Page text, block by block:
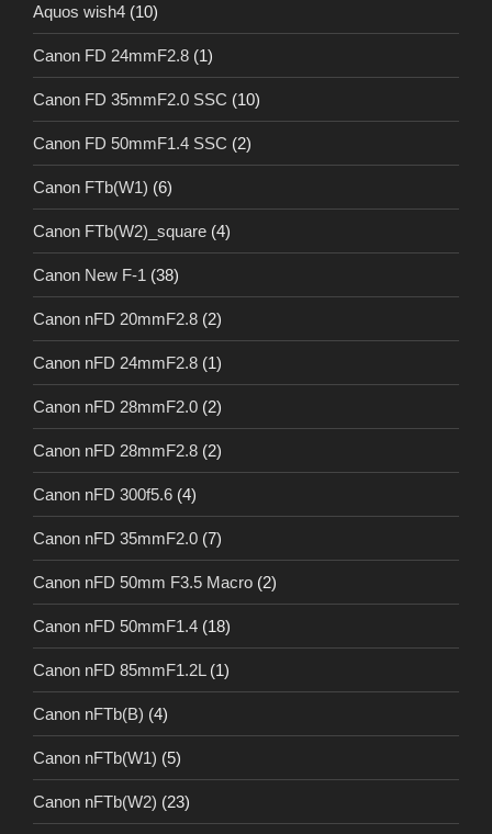
Aquos wish4 (10)
Canon FD 24mmF2.8 (1)
Canon FD 35mmF2.0 SSC (10)
Canon FD 50mmF1.4 SSC (2)
Canon FTb(W1) (6)
Canon FTb(W2)_square (4)
Canon New F-1 (38)
Canon nFD 20mmF2.8 (2)
Canon nFD 24mmF2.8 (1)
Canon nFD 28mmF2.0 (2)
Canon nFD 28mmF2.8 (2)
Canon nFD 300f5.6 (4)
Canon nFD 35mmF2.0 (7)
Canon nFD 50mm F3.5 Macro (2)
Canon nFD 50mmF1.4 (18)
Canon nFD 85mmF1.2L (1)
Canon nFTb(B) (4)
Canon nFTb(W1) (5)
Canon nFTb(W2) (23)